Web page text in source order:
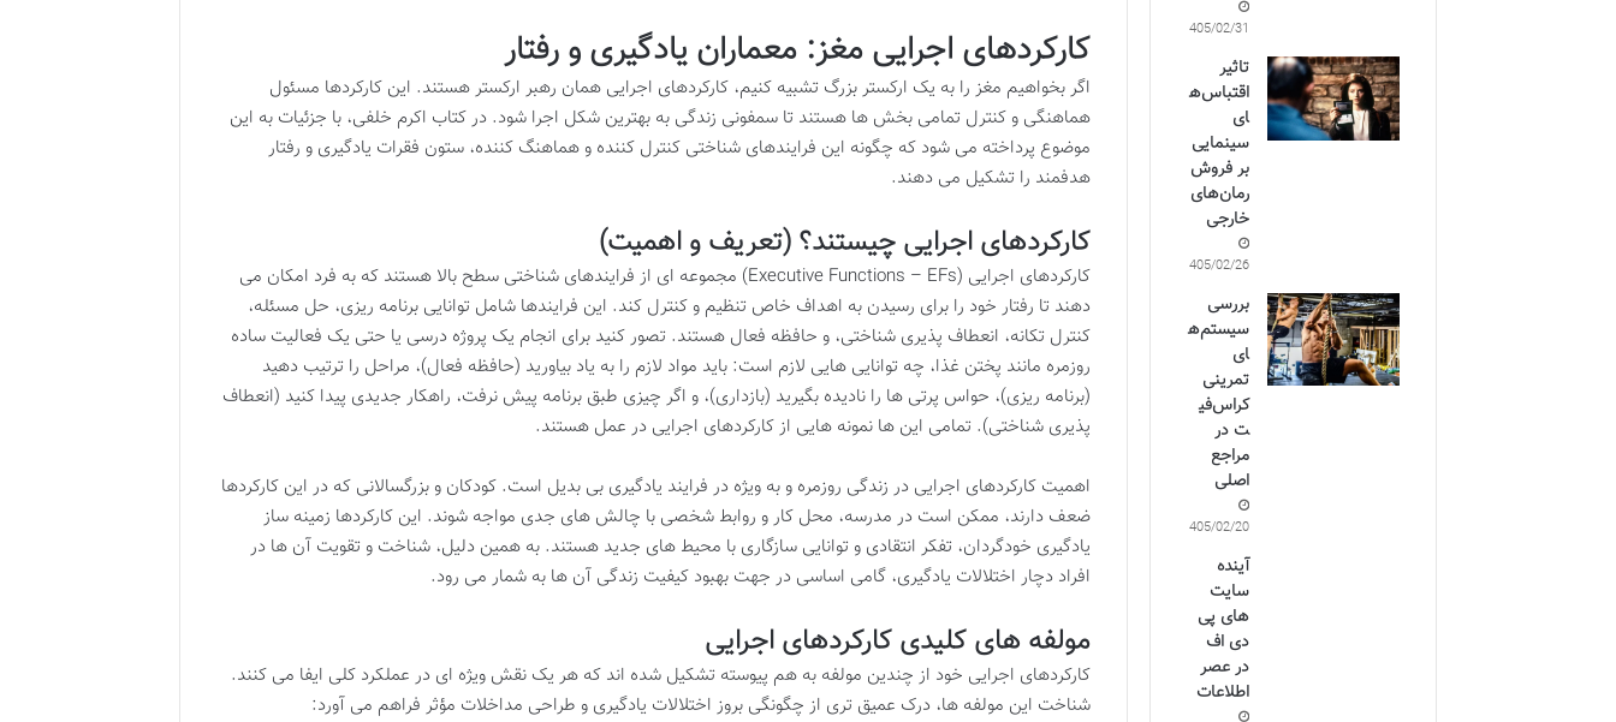
کارکردهای اجرایی مغز: معماران یادگیری و رفتار
اگر بخواهیم مغز را به یک ارکستر بزرگ تشبیه کنیم، کارکردهای اجرایی همان رهبر ارکستر هستند. این کارکردها مسئول
هماهنگی و کنترل تمامی بخش ها هستند تا سمفونی زندگی به بهترین شکل اجرا شود. در کتاب اکرم خلفی، با جزئیات به این
موضوع پرداخته می شود که چگونه این فرایندهای شناختی کنترل کننده و هماهنگ کننده، ستون فقرات یادگیری و رفتار
هدفمند را تشکیل می دهند.
کارکردهای اجرایی چیستند؟ (تعریف و اهمیت)
کارکردهای اجرایی (Executive Functions – EFs) مجموعه ای از فرایندهای شناختی سطح بالا هستند که به فرد امکان می
دهند تا رفتار خود را برای رسیدن به اهداف خاص تنظیم و کنترل کند. این فرایندها شامل توانایی برنامه ریزی، حل مسئله،
کنترل تکانه، انعطاف پذیری شناختی، و حافظه فعال هستند. تصور کنید برای انجام یک پروژه درسی یا حتی یک فعالیت ساده
روزمره مانند پختن غذا، چه توانایی هایی لازم است: باید مواد لازم را به یاد بیاورید (حافظه فعال)، مراحل را ترتیب دهید
(برنامه ریزی)، حواس پرتی ها را نادیده بگیرید (بازداری)، و اگر چیزی طبق برنامه پیش نرفت، راهکار جدیدی پیدا کنید (انعطاف
پذیری شناختی). تمامی این ها نمونه هایی از کارکردهای اجرایی در عمل هستند.
اهمیت کارکردهای اجرایی در زندگی روزمره و به ویژه در فرایند یادگیری بی بدیل است. کودکان و بزرگسالانی که در این کارکردها
ضعف دارند، ممکن است در مدرسه، محل کار و روابط شخصی با چالش های جدی مواجه شوند. این کارکردها زمینه ساز
یادگیری خودگردان، تفکر انتقادی و توانایی سازگاری با محیط های جدید هستند. به همین دلیل، شناخت و تقویت آن ها در
افراد دچار اختلالات یادگیری، گامی اساسی در جهت بهبود کیفیت زندگی آن ها به شمار می رود.
مولفه های کلیدی کارکردهای اجرایی
کارکردهای اجرایی خود از چندین مولفه به هم پیوسته تشکیل شده اند که هر یک نقش ویژه ای در عملکرد کلی ایفا می کنند.
شناخت این مولفه ها، درک عمیق تری از چگونگی بروز اختلالات یادگیری و طراحی مداخلات مؤثر فراهم می آورد:
1405/02/31
تاثیر
اقتباس‌ه
ای
سینمایی
بر فروش
رمان‌های
خارجی
1405/02/26
بررسی
سیستم‌ه
ای
تمرینی
کراس‌فی
ت در
مراجع
اصلی
1405/02/20
آینده
سایت
های پی
دی اف
در عصر
اطلاعات